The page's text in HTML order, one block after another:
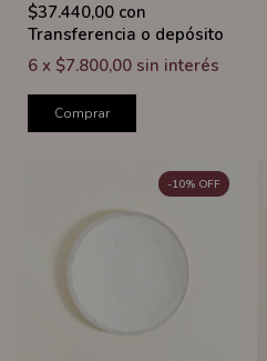
$37.440,00 con
Transferencia o depósito
6 x $7.800,00 sin interés
Comprar
-10% OFF